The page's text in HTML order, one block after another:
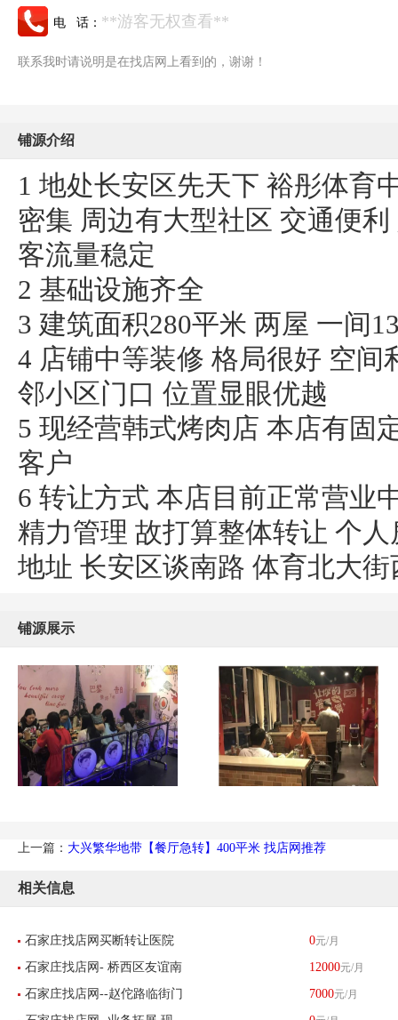
电 话： **游客无权查看**
联系我时请说明是在找店网上看到的，谢谢！
铺源介绍
1 地处长安区先天下 裕彤体育
密集 周边有大型社区 交通便
客流量稳定
2 基础设施齐全
3 建筑面积280平米 两屋 一间
4 店铺中等装修 格局很好 空
邻小区门口 位置显眼优越
5 现经营韩式烤肉店 本店有固
客户
6 转让方式 本店目前正常营业
精力管理 故打算整体转让 个
地址 长安区谈南路 体育北大
铺源展示
上一篇： 大兴繁华地带【餐厅急转】400平米 找店网推荐
相关信息
石家庄找店网买断转让医院
及高端养老中心
0元/月
石家庄找店网- 桥西区友谊南
大街汇丰路高端汽车美容俱
12000元/月
石家庄找店网--赵佗路临街门 7000元/月